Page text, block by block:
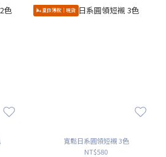
🌬️夏日薄款｜現貨
寬鬆日系圓領短襯 3色
NT$580